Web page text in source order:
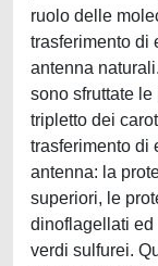
ruolo delle
trasferimento di
antenna
sono sfruttate
tripletto dei
trasferimento di
antenna: la
superiori, le
dinoflagellati ed
verdi sulfurei.